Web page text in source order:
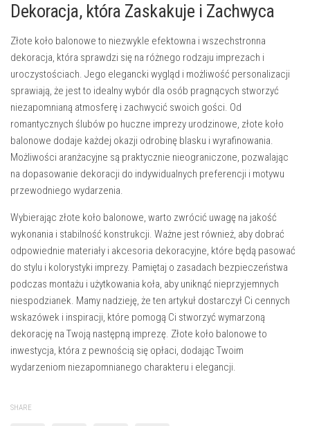
Dekoracja, która Zaskakuje i Zachwyca
Złote koło balonowe to niezwykle efektowna i wszechstronna
dekoracja, która sprawdzi się na różnego rodzaju imprezach i
uroczystościach. Jego elegancki wygląd i możliwość personalizacji
sprawiają, że jest to idealny wybór dla osób pragnących stworzyć
niezapomnianą atmosferę i zachwycić swoich gości. Od
romantycznych ślubów po huczne imprezy urodzinowe, złote koło
balonowe dodaje każdej okazji odrobinę blasku i wyrafinowania.
Możliwości aranżacyjne są praktycznie nieograniczone, pozwalając
na dopasowanie dekoracji do indywidualnych preferencji i motywu
przewodniego wydarzenia.
Wybierając złote koło balonowe, warto zwrócić uwagę na jakość
wykonania i stabilność konstrukcji. Ważne jest również, aby dobrać
odpowiednie materiały i akcesoria dekoracyjne, które będą pasować
do stylu i kolorystyki imprezy. Pamiętaj o zasadach bezpieczeństwa
podczas montażu i użytkowania koła, aby uniknąć nieprzyjemnych
niespodzianek. Mamy nadzieję, że ten artykuł dostarczył Ci cennych
wskazówek i inspiracji, które pomogą Ci stworzyć wymarzoną
dekorację na Twoją następną imprezę. Złote koło balonowe to
inwestycja, która z pewnością się opłaci, dodając Twoim
wydarzeniom niezapomnianego charakteru i elegancji.
SHARE